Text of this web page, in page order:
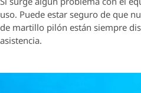
uso. Puede estar seguro de que
de martillo pilón están siempre
asistencia.